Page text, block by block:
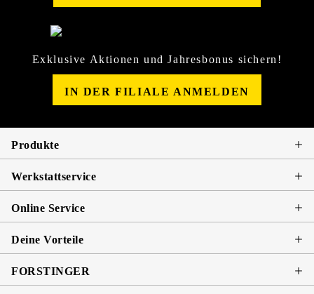
Exklusive Aktionen und Jahresbonus sichern!
IN DER FILIALE ANMELDEN
Produkte
Werkstattservice
Online Service
Deine Vorteile
FORSTINGER